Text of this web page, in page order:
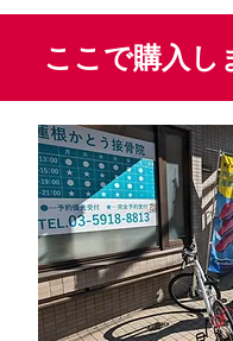
ここで購入し